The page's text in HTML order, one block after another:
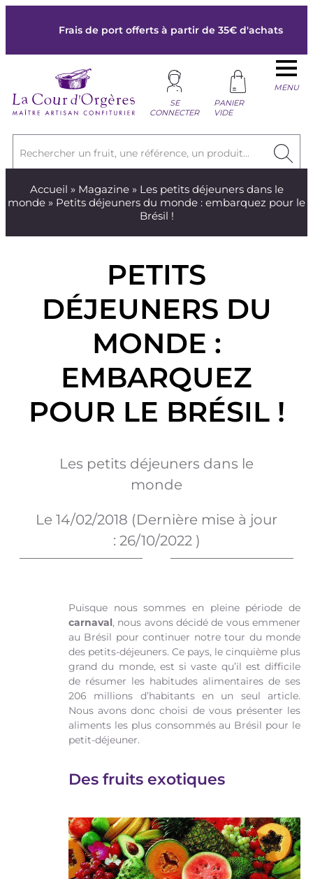
Frais de port offerts à partir de 35€ d'achats
Rechercher un fruit, une référence, un produit...
SE
CONNECTER
PANIER
VIDE
MENU
Accueil » Magazine» Les petits déjeuners dans le
monde » Petits déjeuners du monde : embarquez pour le
Brésil !
PETITS
DÉJEUNERS DU
MONDE :
EMBARQUEZ
POUR LE BRÉSIL !
Les petits déjeuners dans le
monde
Le 14/02/2018 (Dernière mise à jour
: 26/10/2022 )
Puisque nous sommes en pleine période de
carnaval, nous avons décidé de vous emmener
au Brésil pour continuer notre tour du monde
des petits-déjeuners. Ce pays, le cinquième plus
grand du monde, est si vaste qu’il est difficile
de résumer les habitudes alimentaires de ses
206 millions d’habitants en un seul article.
Nous avons donc choisi de vous présenter les
aliments les plus consommés au Brésil pour le
petit-déjeuner.
Des fruits exotiques